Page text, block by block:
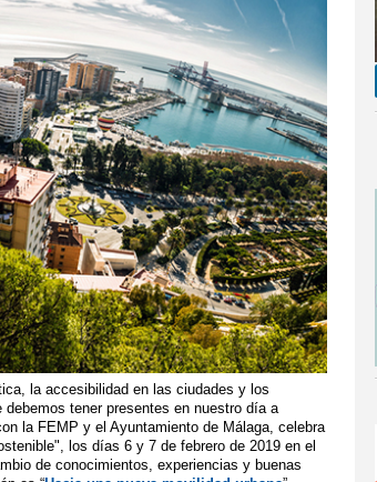
la accesibilidad en las ciudades y los
tener presentes en nuestro día a
la FEMP y el Ayuntamiento de Málaga, celebra
los días 6 y 7 de febrero de 2019 en el
de conocimientos, experiencias y buenas